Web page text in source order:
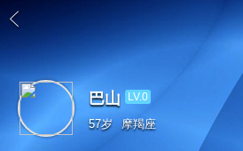
57岁 摩羯座
巴山 LV.0